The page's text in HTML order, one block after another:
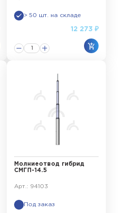
> 50 шт. на складе
12 273 ₽
Молниеотвод гибрид
СМГП-14.5
Арт.: 94103
Под заказ